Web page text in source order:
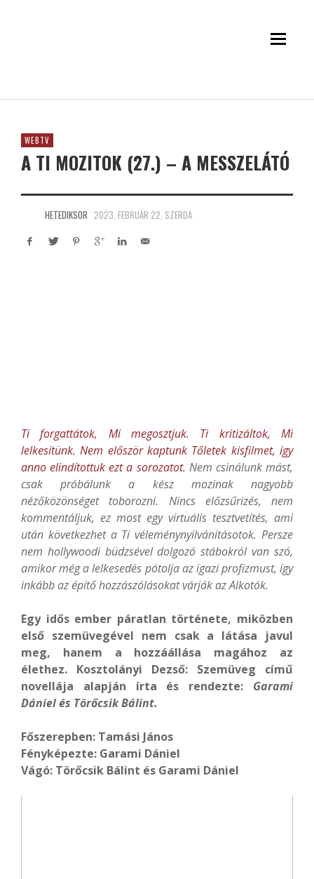
WEBTV
A TI MOZITOK (27.) – A MESSZELÁTÓ
HETEDIKSOR 2023. FEBRUÁR 22. SZERDA
Ti forgattátok, Mi megosztjuk. Ti kritizáltok, Mi
lelkesítünk. Nem először kaptunk Tőletek kisfilmet, így
anno elindítottuk ezt a sorozatot. Nem csinálunk mást,
csak próbálunk a kész mozinak nagyobb
nézőközönséget toborozni. Nincs előzsűrizés, nem
kommentáljuk, ez most egy virtuális tesztvetítés, ami
után következhet a Ti véleménynyilvánításotok. Persze
nem hollywoodi büdzsével dolgozó stábokról van szó,
amikor még a lelkesedés pótolja az igazi profizmust, így
inkább az építő hozzászólásokat várják az Alkotók.
Egy idős ember páratlan története, miközben
első szemüvegével nem csak a látása javul
meg, hanem a hozzáállása magához az
élethez. Kosztolányi Dezső: Szemüveg című
novellája alapján írta és rendezte: Garami
Dániel és Törőcsik Bálint.
Főszerepben: Tamási János
Fényképezte: Garami Dániel
Vágó: Törőcsik Bálint és Garami Dániel